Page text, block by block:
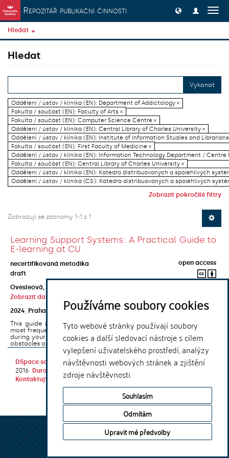
Používáme soubory cookies
Tyto webové stránky používají soubory
cookies a další sledovací nástroje s cílem
vylepšení uživatelského prostředí, analýzy
návštěvnosti webových stránek a zjištění
zdroje návštěvnosti.
Souhlasím
Odmítám
Upravit mé předvolby
Přeskočit na obsah
Repozitář publikační činnosti
Hledat
Hledat
Vykonat
Oddělení / ústav / klinika (EN): Department of Addictology ×
Fakulta / součást (EN): Faculty of Arts ×
Fakulta / součást (EN): Computer Science Centre ×
Oddělení / ústav / klinika (EN): Central Library of Charles University ×
Oddělení / ústav / klinika (EN): Institute of Information Studies and
Fakulta / součást (EN): First Faculty of Medicine ×
Oddělení / ústav / klinika (EN): Information Technology Department / Centre
Fakulta / součást (EN): Central Library of Charles University ×
Oddělení / ústav / klinika (EN): Katedra distribuovaných a spolehlivých
Oddělení / ústav / klinika (CS): Katedra distribuovaných a spolehlivých
Zobrazit pokročilé filtry
Zobrazují se záznamy 1-1 z 1
Learning Support Systems: A Practical Guide to
E-learning at CU
necertifikovaná metodika
open access
draft
Ovesleová, Hana
Zobrazit další autory
2024
Praha
Univerzita Karlova, Nakladatelství Karolinum
This guide introduces the e-learning support tools that are used
most frequently at Charles University and that you may encounter
during your studies. It will also help you to avoid the most common
obstacles associated ...
DSpace softwarecopyright © 2002-
2016
DuraSpace
Kontaktujte nás|Vyjádření názoru
Theme by